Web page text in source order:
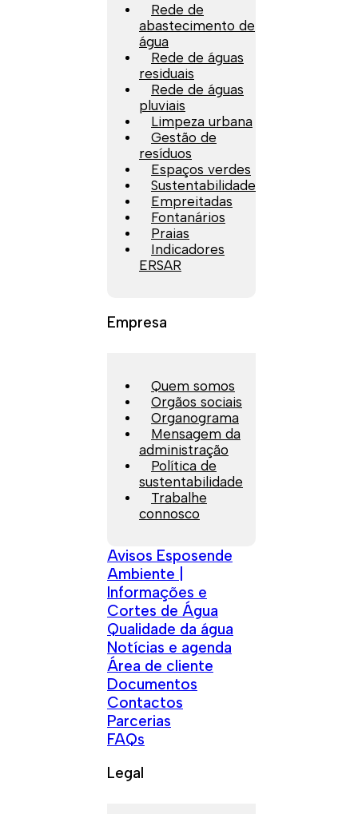
Rede de
abastecimento de
água
Rede de águas
residuais
Rede de águas
pluviais
Limpeza urbana
Gestão de
resíduos
Espaços verdes
Sustentabilidade
Empreitadas
Fontanários
Praias
Indicadores
ERSAR
Empresa
Quem somos
Orgãos sociais
Organograma
Mensagem da
administração
Política de
sustentabilidade
Trabalhe
connosco
Avisos Esposende
Ambiente |
Informações e
Cortes de Água
Qualidade da água
Notícias e agenda
Área de cliente
Documentos
Contactos
Parcerias
FAQs
Legal